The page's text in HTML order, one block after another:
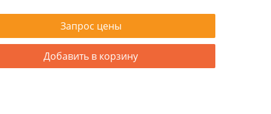
Запрос цены
Добавить в корзину